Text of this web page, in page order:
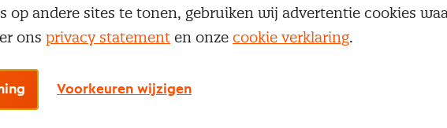
Nog geen Nevi account?
op andere sites te tonen, gebruiken wij advertentie cookies
ons privacy statement en onze cookie verklaring.
Voorkeuren wijzigen